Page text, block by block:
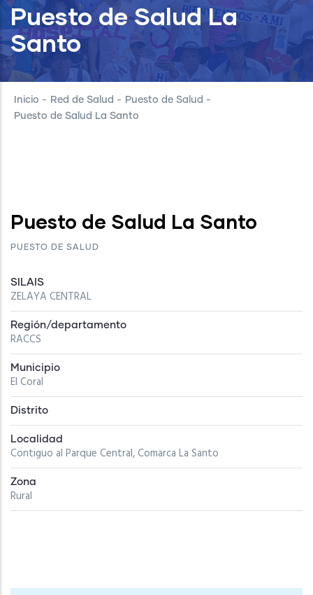
Puesto de Salud La
Santo
Inicio - Red de Salud - Puesto de Salud -
Puesto de Salud La Santo
Puesto de Salud La Santo
PUESTO DE SALUD
SILAIS
ZELAYA CENTRAL
Región/departamento
RACCS
Municipio
El Coral
Distrito
Localidad
Contiguo al Parque Central, Comarca La Santo
Zona
Rural